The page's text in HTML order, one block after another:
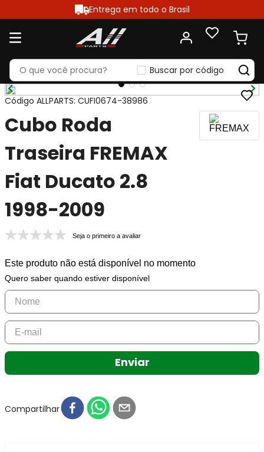
Entrega em todo o Brasil
Buscar por código
Código ALLPARTS: CUFI0674-38986
Cubo Roda
Traseira FREMAX
Fiat Ducato 2.8
1998-2009
Seja o primeiro a avaliar
Este produto não está disponível no momento
Quero saber quando estiver disponível
Enviar
Compartilhar